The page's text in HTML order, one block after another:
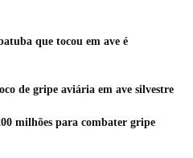
que tocou em ave é
de gripe aviária em ave silvestre
milhões para combater gripe